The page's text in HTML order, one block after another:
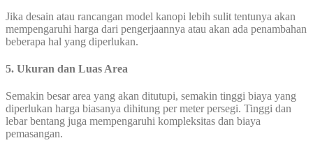
Jika desain atau rancangan model kanopi lebih sulit tentunya akan
mempengaruhi harga dari pengerjaannya atau akan ada penambahan
beberapa hal yang diperlukan.
5. Ukuran dan Luas Area
Semakin besar area yang akan ditutupi, semakin tinggi biaya yang
diperlukan harga biasanya dihitung per meter persegi. Tinggi dan
lebar bentang juga mempengaruhi kompleksitas dan biaya
pemasangan.